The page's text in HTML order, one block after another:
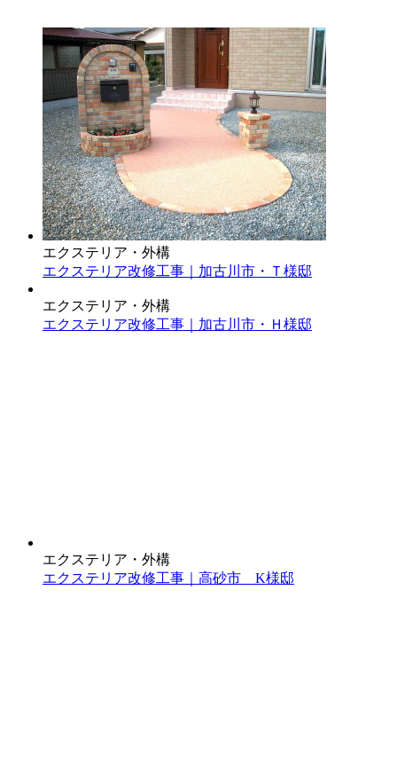
エクステリア・外構
エクステリア改修工事｜加古川市・Ｔ様邸
エクステリア・外構
エクステリア改修工事｜加古川市・Ｈ様邸
エクステリア・外構
エクステリア改修工事｜高砂市 K様邸